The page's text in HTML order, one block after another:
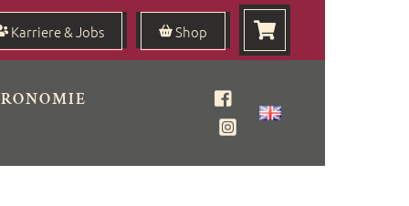
Karriere & Jobs Shop
Facebook
Instagram